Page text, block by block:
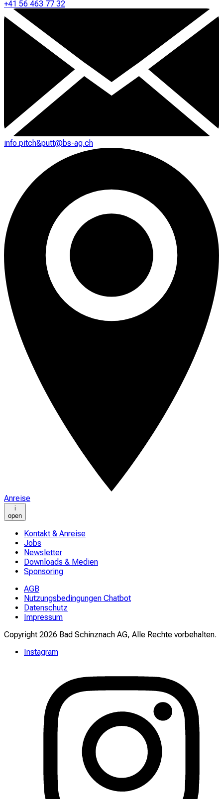
+41 56 463 77 32
info.pitch&putt@bs-ag.ch
Anreise
i
open
Kontakt & Anreise
Jobs
Newsletter
Downloads & Medien
Sponsoring
AGB
Nutzungsbedingungen Chatbot
Datenschutz
Impressum
Copyright 2026 Bad Schinznach AG, Alle Rechte vorbehalten.
Instagram